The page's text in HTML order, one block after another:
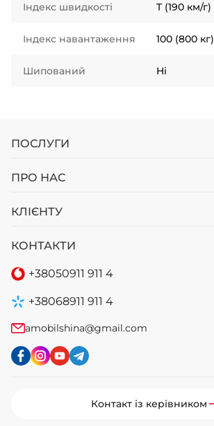
Індекс швидкості T (190 км/г)
Індекс навантаження 100 (800 кг)
Шипований Ні
ПОСЛУГИ
ПРО НАС
КЛІЄНТУ
КОНТАКТИ
+38050911 911 4
+38068911 911 4
amobilshina@gmail.com
Контакт із керівником